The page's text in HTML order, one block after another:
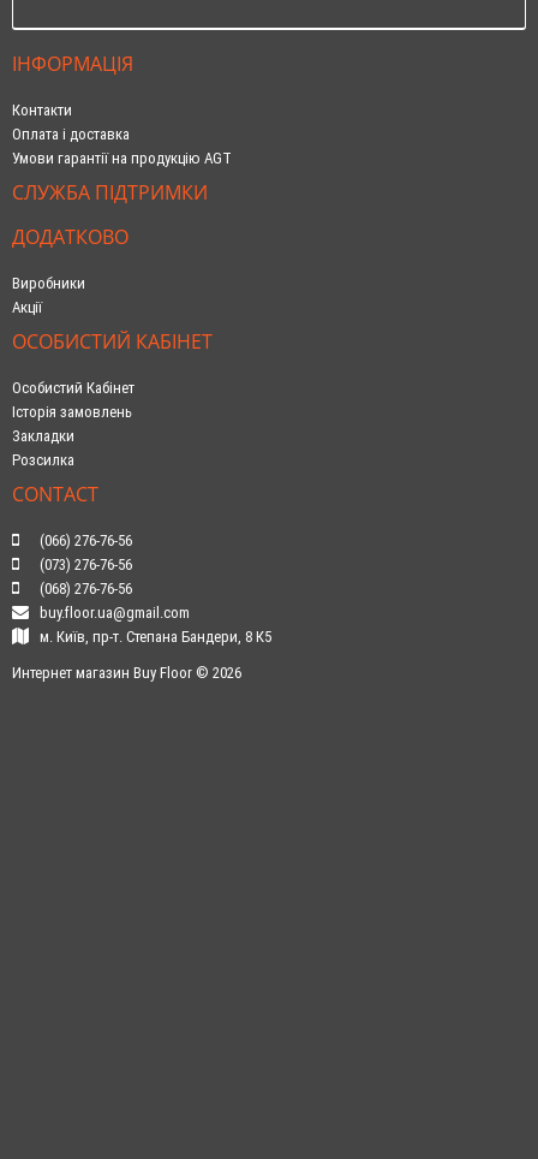
ІНФОРМАЦІЯ
Контакти
Оплата і доставка
Умови гарантії на продукцію AGT
СЛУЖБА ПІДТРИМКИ
ДОДАТКОВО
Виробники
Акції
ОСОБИСТИЙ КАБІНЕТ
Особистий Кабінет
Історія замовлень
Закладки
Розсилка
CONTACT
(066) 276-76-56
(073) 276-76-56
(068) 276-76-56
buy.floor.ua@gmail.com
м. Київ, пр-т. Степана Бандери, 8 К5
Интернет магазин Buy Floor © 2026